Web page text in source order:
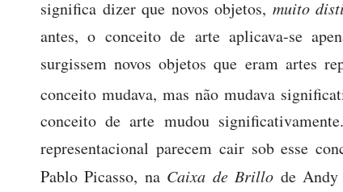
significa dizer que novos objetos, muito
antes, o conceito de arte aplicava-se
surgissem novos objetos que eram artes
conceito mudava, mas não mudava
conceito de arte mudou
representacional parecem cair sob esse
Pablo Picasso, na Caixa de Brillo de